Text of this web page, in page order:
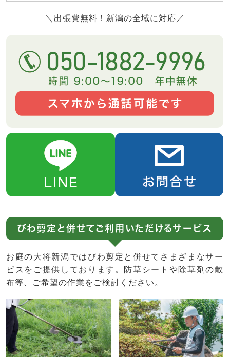
＼出張費無料！新潟の全域に対応／
びわ剪定と併せてご利用いただけるサービス
お庭の大将新潟ではびわ剪定と併せてさまざまなサー
ビスをご提供しております。防草シートや除草剤の散
布等、ご希望の作業をご検討ください。